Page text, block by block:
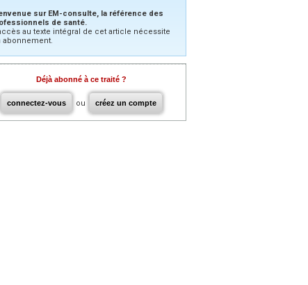
sur EM-consulte, la référence des
de santé.
au texte intégral de cet article nécessite
abonnement.
Déjà abonné à ce traité ?
connectez-vous ou créez un compte